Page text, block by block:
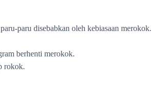
paru disebabkan oleh kebiasaan merokok.
berhenti merokok.
rokok.